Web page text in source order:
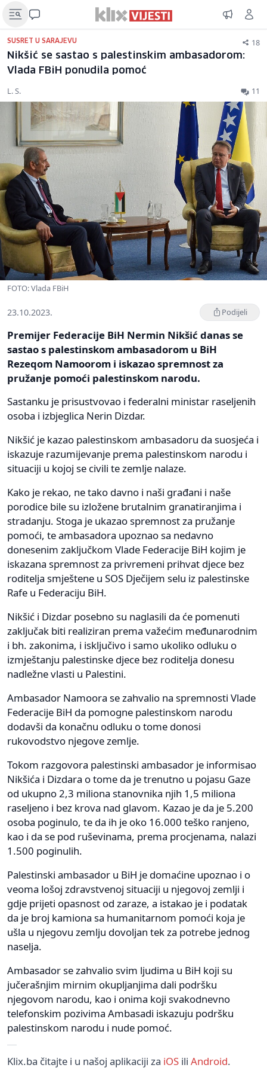
SUSRET U SARAJEVU 18
Nikšić se sastao s palestinskim ambasadorom:
Vlada FBiH ponudila pomoć
L. S. 11
FOTO: Vlada FBiH
23.10.2023. Podijeli
Premijer Federacije BiH Nermin Nikšić danas se
sastao s palestinskom ambasadorom u BiH
Rezeqom Namoorom i iskazao spremnost za
pružanje pomoći palestinskom narodu.
Sastanku je prisustvovao i federalni ministar raseljenih
osoba i izbjeglica Nerin Dizdar.
Nikšić je kazao palestinskom ambasadoru da suosjeća i
iskazuje razumijevanje prema palestinskom narodu i
situaciji u kojoj se civili te zemlje nalaze.
Kako je rekao, ne tako davno i naši građani i naše
porodice bile su izložene brutalnim granatiranjima i
stradanju. Stoga je ukazao spremnost za pružanje
pomoći, te ambasadora upoznao sa nedavno
donesenim zaključkom Vlade Federacije BiH kojim je
iskazana spremnost za privremeni prihvat djece bez
roditelja smještene u SOS Dječijem selu iz palestinske
Rafe u Federaciju BiH.
Nikšić i Dizdar posebno su naglasili da će pomenuti
zaključak biti realiziran prema važećim međunarodnim
i bh. zakonima, i isključivo i samo ukoliko odluku o
izmještanju palestinske djece bez roditelja donesu
nadležne vlasti u Palestini.
Ambasador Namoora se zahvalio na spremnosti Vlade
Federacije BiH da pomogne palestinskom narodu
dodavši da konačnu odluku o tome donosi
rukovodstvo njegove zemlje.
Tokom razgovora palestinski ambasador je informisao
Nikšića i Dizdara o tome da je trenutno u pojasu Gaze
od ukupno 2,3 miliona stanovnika njih 1,5 miliona
raseljeno i bez krova nad glavom. Kazao je da je 5.200
osoba poginulo, te da ih je oko 16.000 teško ranjeno,
kao i da se pod ruševinama, prema procjenama, nalazi
1.500 poginulih.
Palestinski ambasador u BiH je domaćine upoznao i o
veoma lošoj zdravstvenoj situaciji u njegovoj zemlji i
gdje prijeti opasnost od zaraze, a istakao je i podatak
da je broj kamiona sa humanitarnom pomoći koja je
ušla u njegovu zemlju dovoljan tek za potrebe jednog
naselja.
Ambasador se zahvalio svim ljudima u BiH koji su
jučerašnjim mirnim okupljanjima dali podršku
njegovom narodu, kao i onima koji svakodnevno
telefonskim pozivima Ambasadi iskazuju podršku
palestinskom narodu i nude pomoć.
Klix.ba čitajte i u našoj aplikaciji za iOS ili Android.